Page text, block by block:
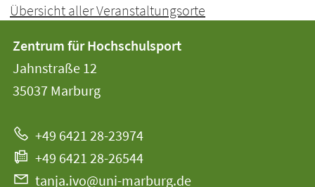
Übersicht aller Veranstaltungsorte
Kontakt
und
Informationen
Website
der
Universität
Marburg
Zentrum für Hochschulsport
Jahnstraße 12
35037 Marburg
+49 6421 28-23974
+49 6421 28-26544
tanja.ivo@uni-marburg.de